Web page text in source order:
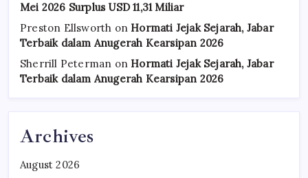
Mei 2026 Surplus USD 11,31 Miliar
Preston Ellsworth on Hormati Jejak Sejarah, Jabar
Terbaik dalam Anugerah Kearsipan 2026
Sherrill Peterman on Hormati Jejak Sejarah, Jabar
Terbaik dalam Anugerah Kearsipan 2026
Archives
August 2026